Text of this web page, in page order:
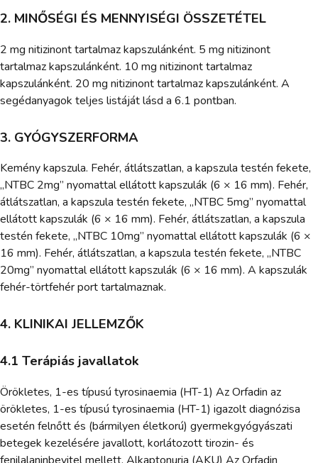
2. MINŐSÉGI ÉS MENNYISÉGI ÖSSZETÉTEL
2 mg nitizinont tartalmaz kapszulánként. 5 mg nitizinont
tartalmaz kapszulánként. 10 mg nitizinont tartalmaz
kapszulánként. 20 mg nitizinont tartalmaz kapszulánként. A
segédanyagok teljes listáját lásd a 6.1 pontban.
3. GYÓGYSZERFORMA
Kemény kapszula. Fehér, átlátszatlan, a kapszula testén fekete,
„NTBC 2mg” nyomattal ellátott kapszulák (6 × 16 mm). Fehér,
átlátszatlan, a kapszula testén fekete, „NTBC 5mg” nyomattal
ellátott kapszulák (6 × 16 mm). Fehér, átlátszatlan, a kapszula
testén fekete, „NTBC 10mg” nyomattal ellátott kapszulák (6 ×
16 mm). Fehér, átlátszatlan, a kapszula testén fekete, „NTBC
20mg” nyomattal ellátott kapszulák (6 × 16 mm). A kapszulák
fehér-törtfehér port tartalmaznak.
4. KLINIKAI JELLEMZŐK
4.1 Terápiás javallatok
Örökletes, 1-es típusú tyrosinaemia (HT-1) Az Orfadin az
örökletes, 1-es típusú tyrosinaemia (HT-1) igazolt diagnózisa
esetén felnőtt és (bármilyen életkorú) gyermekgyógyászati
betegek kezelésére javallott, korlátozott tirozin- és